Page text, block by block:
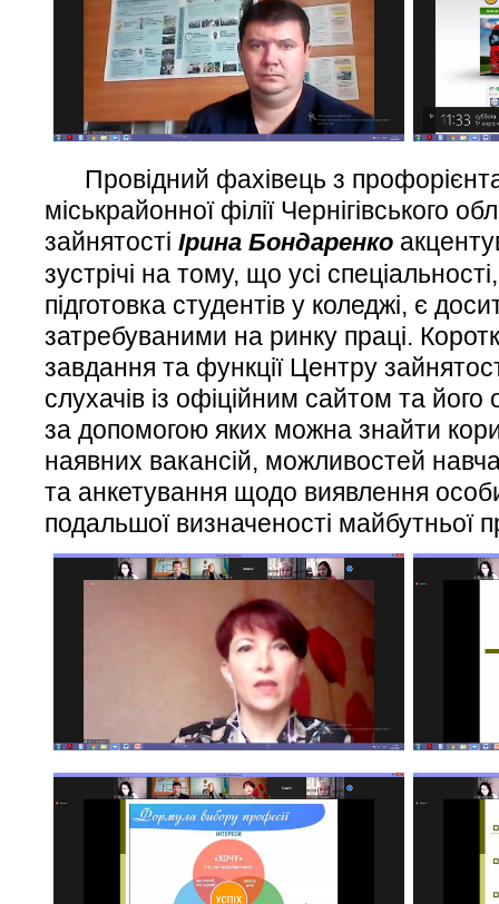
Провідний фахівець з
міськрайонної філії Чернігівського
зайнятості Ірина Бондаренко
зустрічі на тому, що усі
підготовка студентів у коледжі, є
затребуваними на ринку праці.
завдання та функції Центру
слухачів із офіційним сайтом та
за допомогою яких можна знайти
наявних вакансій, можливостей
та анкетування щодо виявлення
подальшої визначеності майбутньої